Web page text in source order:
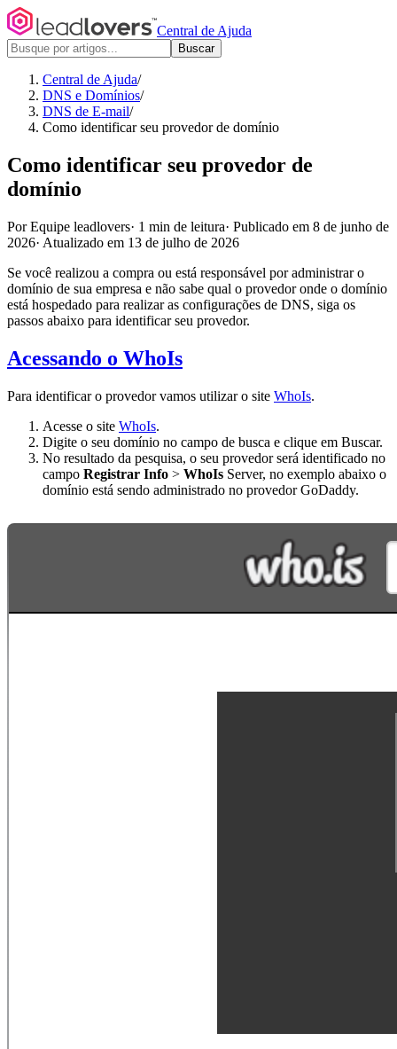
Central de Ajuda
Buscar
Central de Ajuda/
DNS e Domínios/
DNS de E-mail/
Como identificar seu provedor de domínio
Como identificar seu provedor de
domínio
Por Equipe leadlovers· 1 min de leitura· Publicado em 8 de junho de
2026· Atualizado em 13 de julho de 2026
Se você realizou a compra ou está responsável por administrar o
domínio de sua empresa e não sabe qual o provedor onde o domínio
está hospedado para realizar as configurações de DNS, siga os
passos abaixo para identificar seu provedor.
Acessando o WhoIs
Para identificar o provedor vamos utilizar o site WhoIs.
Acesse o site WhoIs.
Digite o seu domínio no campo de busca e clique em Buscar.
No resultado da pesquisa, o seu provedor será identificado no
campo Registrar Info > WhoIs Server, no exemplo abaixo o
domínio está sendo administrado no provedor GoDaddy.